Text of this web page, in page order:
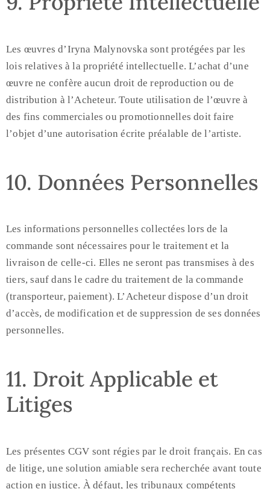
Les œuvres d’Iryna Malynovska sont protégées par les
lois relatives à la propriété intellectuelle. L’achat d’une
œuvre ne confère aucun droit de reproduction ou de
distribution à l’Acheteur. Toute utilisation de l’œuvre à
des fins commerciales ou promotionnelles doit faire
l’objet d’une autorisation écrite préalable de l’artiste.
10. Données Personnelles
Les informations personnelles collectées lors de la
commande sont nécessaires pour le traitement et la
livraison de celle-ci. Elles ne seront pas transmises à des
tiers, sauf dans le cadre du traitement de la commande
(transporteur, paiement). L’Acheteur dispose d’un droit
d’accès, de modification et de suppression de ses données
personnelles.
11. Droit Applicable et
Litiges
Les présentes CGV sont régies par le droit français. En cas
de litige, une solution amiable sera recherchée avant toute
action en justice. À défaut, les tribunaux compétents